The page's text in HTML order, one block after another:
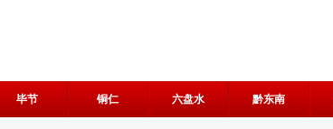
毕节 铜仁 六盘水 黔东南